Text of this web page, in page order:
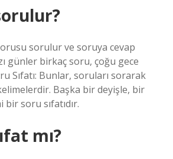
sorulur ve soruya cevap
günler birkaç soru, çoğu gece
Sıfatı: Bunlar, soruları sorarak
Başka bir deyişle, bir
bir soru sıfatıdır.
mı?